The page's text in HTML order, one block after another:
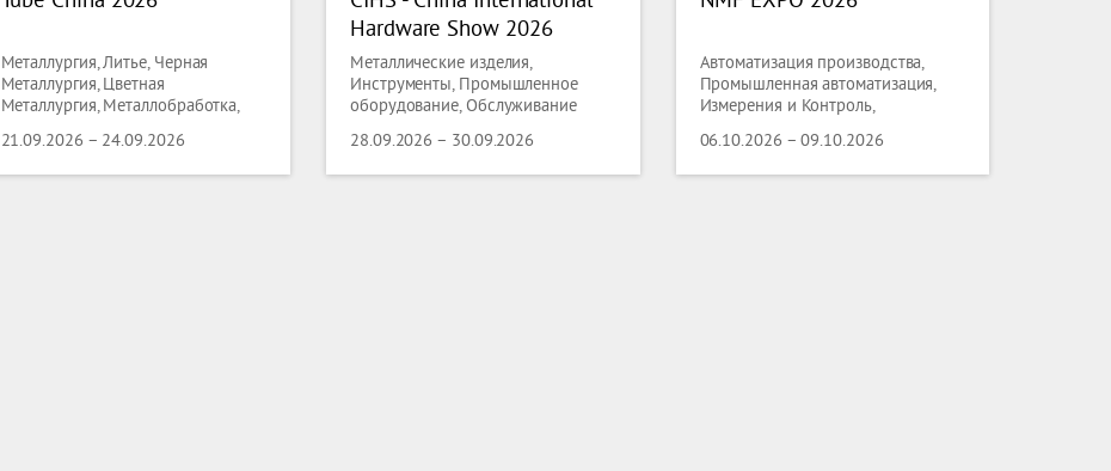
Металлургия, Литье, Черная
Металлургия, Цветная
Металлургия, Металлобработка,
21.09.2026 – 24.09.2026
Hardware Show 2026
Металлические изделия,
Инструменты, Промышленное
оборудование, Обслуживание
Сварка
28.09.2026 – 30.09.2026
Автоматизация производства,
Промышленная автоматизация,
Измерения и Контроль,
06.10.2026 – 09.10.2026